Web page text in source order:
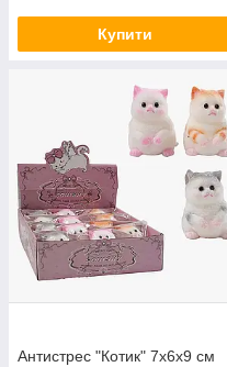
Купити
Антистрес "Котик" 7х6х9 см